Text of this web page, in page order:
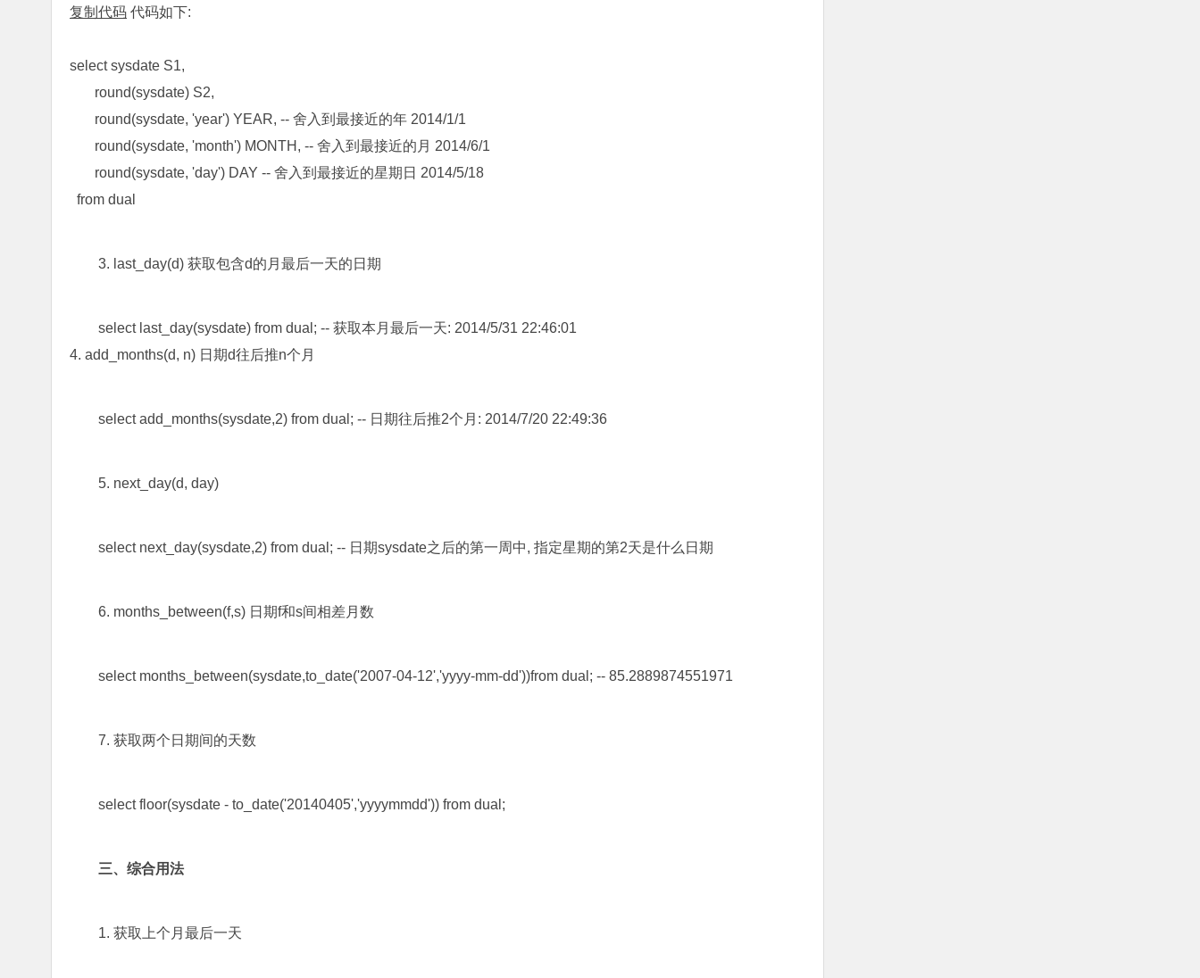
复制代码 代码如下:
select sysdate S1,
round(sysdate) S2,
round(sysdate, 'year') YEAR, -- 舍入到最接近的年 2014/1/1
round(sysdate, 'month') MONTH, -- 舍入到最接近的月 2014/6/1
round(sysdate, 'day') DAY -- 舍入到最接近的星期日 2014/5/18
from dual
3. last_day(d) 获取包含d的月最后一天的日期
select last_day(sysdate) from dual; -- 获取本月最后一天: 2014/5/31 22:46:01
4. add_months(d, n) 日期d往后推n个月
select add_months(sysdate,2) from dual; -- 日期往后推2个月: 2014/7/20 22:49:36
5. next_day(d, day)
select next_day(sysdate,2) from dual; -- 日期sysdate之后的第一周中, 指定星期的第2天是什么日期
6. months_between(f,s) 日期f和s间相差月数
select months_between(sysdate,to_date('2007-04-12','yyyy-mm-dd'))from dual; -- 85.2889874551971
7. 获取两个日期间的天数
select floor(sysdate - to_date('20140405','yyyymmdd')) from dual;
三、综合用法
1. 获取上个月最后一天